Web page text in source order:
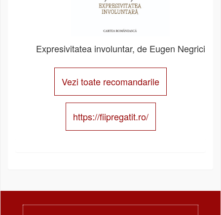
Expresivitatea involuntar, de Eugen Negrici
Vezi toate recomandarile
https://fiipregatit.ro/